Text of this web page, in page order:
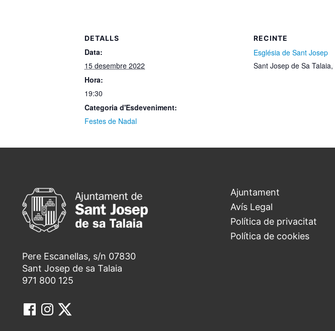
DETALLS
Data:
15 desembre 2022
Hora:
19:30
Categoria d'Esdeveniment:
Festes de Nadal
RECINTE
Església de Sant Josep
Sant Josep de Sa Talaia,
Pere Escanellas, s/n 07830
Sant Josep de sa Talaia
971 800 125
Ajuntament
Avís Legal
Política de privacitat
Política de cookies